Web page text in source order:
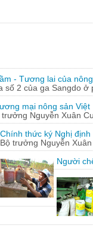
- Tương lai của
số 2 của ga Sangdo ở
mại nông sản Việt
trưởng Nguyễn Xuân
Chính thức ký Nghị
Bộ trưởng Nguyễn
Người